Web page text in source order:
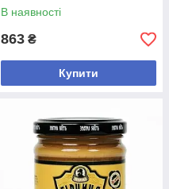
В наявності
863 ₴
Купити